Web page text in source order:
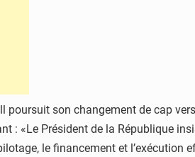
poursuit son changement de cap
: «Le Président de la République
le financement et l’exécution